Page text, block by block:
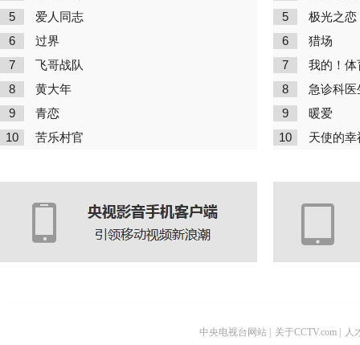
5 爱人同志
6 过界
7 飞哥战队
8 黄大年
9 青恋
10 苦乐村官
5 极光之恋
6 猎场
7 我的！体
8 急诊科医
9 暖爱
10 天使的幸
中央电视台网站 关于CCTV.com 人